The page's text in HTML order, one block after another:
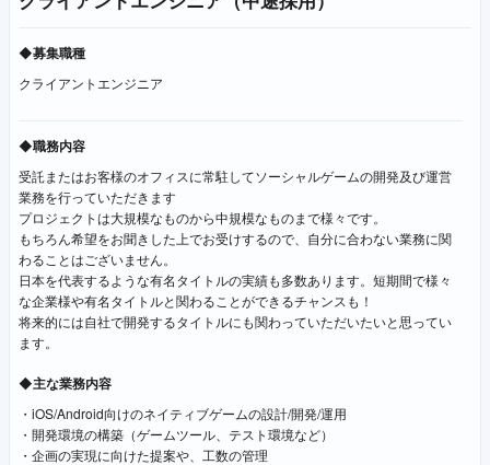
◆募集職種
クライアントエンジニア
◆職務内容
受託またはお客様のオフィスに常駐してソーシャルゲームの開発及び運営
業務を行っていただきます
プロジェクトは大規模なものから中規模なものまで様々です。
もちろん希望をお聞きした上でお受けするので、自分に合わない業務に関
わることはございません。
日本を代表するような有名タイトルの実績も多数あります。短期間で様々
な企業様や有名タイトルと関わることができるチャンスも！
将来的には自社で開発するタイトルにも関わっていただいたいと思ってい
ます。
◆主な業務内容
・iOS/Android向けのネイティブゲームの設計/開発/運用
・開発環境の構築（ゲームツール、テスト環境など）
・企画の実現に向けた提案や、工数の管理